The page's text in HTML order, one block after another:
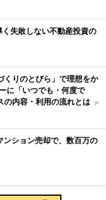
失敗しない不動産投資の
くりのとびら」で理想をか
に「いつでも・何度で
の内容・利用の流れとは [P
ンション売却で、数百万の